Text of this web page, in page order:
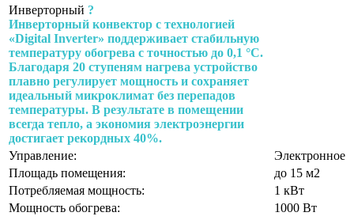
Инверторный ?
Инверторный конвектор с технологией
«Digital Inverter» поддерживает стабильную
температуру обогрева с точностью до 0,1 °C.
Благодаря 20 ступеням нагрева устройство
плавно регулирует мощность и сохраняет
идеальный микроклимат без перепадов
температуры. В результате в помещении
всегда тепло, а экономия электроэнергии
достигает рекордных 40%.
Управление:
Электронное
Площадь помещения:
до 15 м2
Потребляемая мощность:
1 кВт
Мощность обогрева:
1000 Вт